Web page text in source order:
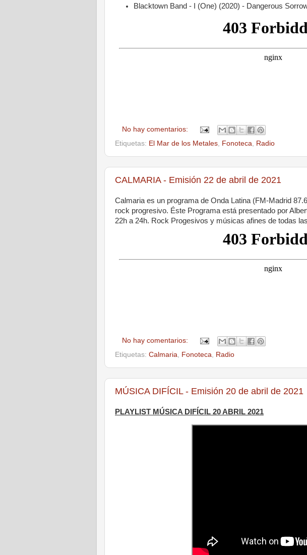
Blacktown Band - I (One) (2020) - Dangerous
No hay comentarios:
Etiquetas: El Mar de los Metales Fonoteca Radio
CALMARIA - Emisión 22 de abril de 2021
Calmaria es un programa de Onda Latina (FM-Madrid
rock progresivo. Éste Programa está presentado por
22h a 24h. Rock Progesivos y músicas afines de todas
No hay comentarios:
Etiquetas: Calmaria Fonoteca Radio
MÚSICA DIFÍCIL - Emisión 20 de abril de 2021
PLAYLIST MÚSICA DIFÍCIL 20 ABRIL 2021